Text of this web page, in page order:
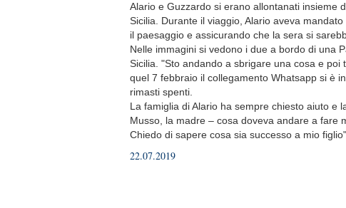
Alario e Guzzardo si erano allontanati insieme
Sicilia. Durante il viaggio, Alario aveva
il paesaggio e assicurando che la sera si
Nelle immagini si vedono i due a bordo di una
Sicilia. "Sto andando a sbrigare una cosa e
quel 7 febbraio il collegamento Whatsapp si è
rimasti spenti.
La famiglia di Alario ha sempre chiesto aiuto e
Musso, la madre – cosa doveva andare a fare
Chiedo di sapere cosa sia successo a mio figlio".
22.07.2019